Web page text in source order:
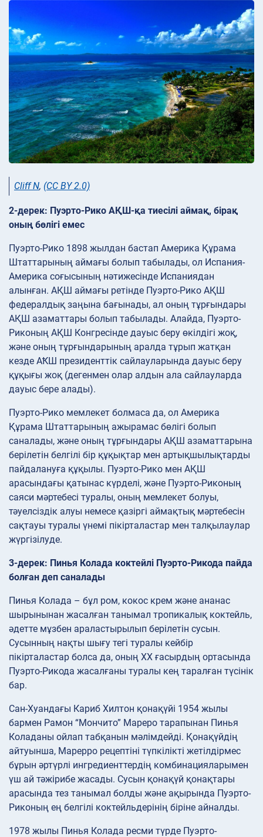
Cliff N, (CC BY 2.0)
2-дерек: Пуэрто-Рико АҚШ-қа тиесілі аймақ, бірақ
оның бөлігі емес
Пуэрто-Рико 1898 жылдан бастап Америка Құрама
Штаттарының аймағы болып табылады, ол Испания-
Америка соғысының нәтижесінде Испаниядан
алынған. АҚШ аймағы ретінде Пуэрто-Рико АҚШ
федералдық заңына бағынады, ал оның тұрғындары
АҚШ азаматтары болып табылады. Алайда, Пуэрто-
Риконың АҚШ Конгресінде дауыс беру өкілдігі жоқ,
және оның тұрғындарының аралда тұрып жатқан
кезде АҞШ президенттік сайлауларында дауыс беру
құқығы жоқ (дегенмен олар алдын ала сайлауларда
дауыс бере алады).
Пуэрто-Рико мемлекет болмаса да, ол Америка
Құрама Штаттарының ажырамас бөлігі болып
саналады, және оның тұрғындары АҚШ азаматтарына
берілетін белгілі бір құқықтар мен артықшылықтарды
пайдалануға құқылы. Пуэрто-Рико мен АҚШ
арасындағы қатынас күрделі, және Пуэрто-Риконың
саяси мәртебесі туралы, оның мемлекет болуы,
тәуелсіздік алуы немесе қазіргі аймақтық мәртебесін
сақтауы туралы үнемі пікірталастар мен талқылаулар
жүргізілуде.
3-дерек: Пинья Колада коктейлі Пуэрто-Рикода пайда
болған деп саналады
Пинья Колада – бұл ром, кокос крем және ананас
шырынынан жасалған танымал тропикалық коктейль,
әдетте мұзбен араластырылып берілетін сусын.
Сусынның нақты шығу тегі туралы кейбір
пікірталастар болса да, оның ХХ ғасырдың ортасында
Пуэрто-Рикода жасалғаны туралы кең таралған түсінік
бар.
Сан-Хуандағы Кариб Хилтон қонақүйі 1954 жылы
бармен Рамон “Мончито” Мареро тарапынан Пинья
Коладаны ойлап табқанын мәлімдейді. Қонақүйдің
айтуынша, Марерро рецептіні түпкілікті жетілдірмес
бұрын әртүрлі ингредиенттердің комбинацияларымен
үш ай тәжірибе жасады. Сусын қонақүй қонақтары
арасында тез танымал болды және ақырында Пуэрто-
Риконың ең белгілі коктейльдерінің біріне айналды.
1978 жылы Пинья Колада ресми түрде Пуэрто-